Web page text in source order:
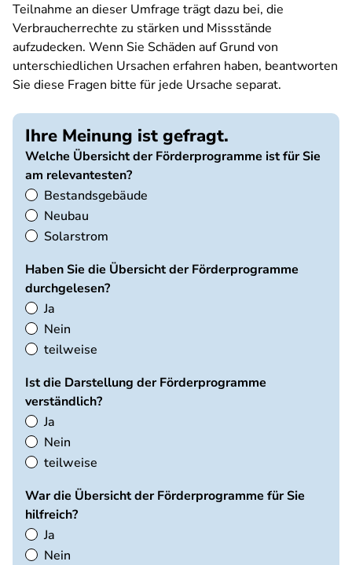
Teilnahme an dieser Umfrage trägt dazu bei, die
Verbraucherrechte zu stärken und Missstände
aufzudecken. Wenn Sie Schäden auf Grund von
unterschiedlichen Ursachen erfahren haben, beantworten
Sie diese Fragen bitte für jede Ursache separat.
Ihre Meinung ist gefragt.
Welche Übersicht der Förderprogramme ist für Sie
am relevantesten?
Bestandsgebäude
Neubau
Solarstrom
Haben Sie die Übersicht der Förderprogramme
durchgelesen?
Ja
Nein
teilweise
Ist die Darstellung der Förderprogramme
verständlich?
Ja
Nein
teilweise
War die Übersicht der Förderprogramme für Sie
hilfreich?
Ja
Nein